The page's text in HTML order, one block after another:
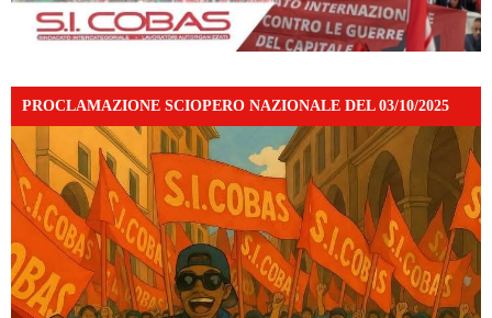
PROCLAMAZIONE SCIOPERO NAZIONALE DEL 03/10/2025